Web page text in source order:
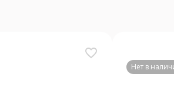
favorite_border
Нет в